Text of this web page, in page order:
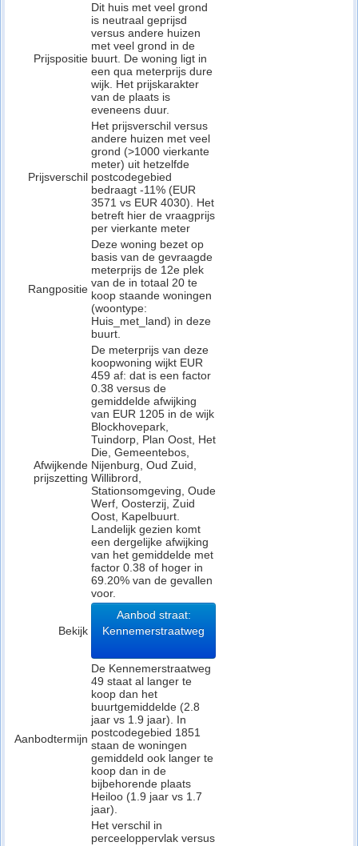
Prijspositie
Dit huis met veel grond
is neutraal geprijsd
versus andere huizen
met veel grond in de
buurt. De woning ligt in
een qua meterprijs dure
wijk. Het prijskarakter
van de plaats is
eveneens duur.
Prijsverschil
Het prijsverschil versus
andere huizen met veel
grond (>1000 vierkante
meter) uit hetzelfde
postcodegebied
bedraagt -11% (EUR
3571 vs EUR 4030). Het
betreft hier de vraagprijs
per vierkante meter
Rangpositie
Deze woning bezet op
basis van de gevraagde
meterprijs de 12e plek
van de in totaal 20 te
koop staande woningen
(woontype:
Huis_met_land) in deze
buurt.
Afwijkende
prijszetting
De meterprijs van deze
koopwoning wijkt EUR
459 af: dat is een factor
0.38 versus de
gemiddelde afwijking
van EUR 1205 in de wijk
Blockhovepark,
Tuindorp, Plan Oost, Het
Die, Gemeentebos,
Nijenburg, Oud Zuid,
Willibrord,
Stationsomgeving, Oude
Werf, Oosterzij, Zuid
Oost, Kapelbuurt.
Landelijk gezien komt
een dergelijke afwijking
van het gemiddelde met
factor 0.38 of hoger in
69.20% van de gevallen
voor.
Bekijk
Aanbod straat:
Kennemerstraatweg
Aanbodtermijn
De Kennemerstraatweg
49 staat al langer te
koop dan het
buurtgemiddelde (2.8
jaar vs 1.9 jaar). In
postcodegebied 1851
staan de woningen
gemiddeld ook langer te
koop dan in de
bijbehorende plaats
Heiloo (1.9 jaar vs 1.7
jaar).
Het verschil in
perceeloppervlak versus